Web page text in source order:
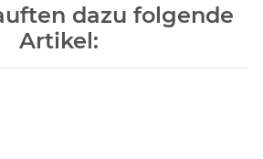
dazu folgende
Artikel: